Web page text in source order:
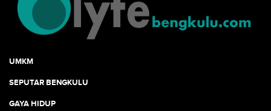
UMKM
SEPUTAR BENGKULU
GAYA HIDUP